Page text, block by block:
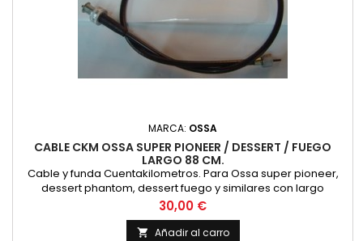
MARCA: OSSA
CABLE CKM OSSA SUPER PIONEER / DESSERT / FUEGO
LARGO 88 CM.
Cable y funda Cuentakilometros. Para Ossa super pioneer,
dessert phantom, dessert fuego y similares con largo
especial de 88 cm. Rosca cuentakm. 16x100 Rosca reenvío
12x100 Cuadradillos 2.7 m/m
Precio
30,00 €
 Añadir al carro